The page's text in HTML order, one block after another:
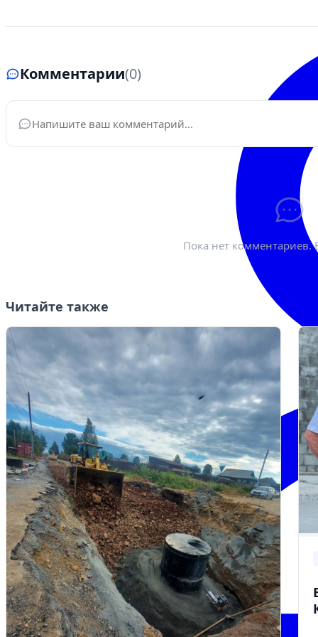
Комментарии(0)
Ваше имя*
Пока нет комментариев.
Читайте также